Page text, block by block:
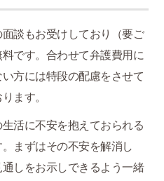
談もお受けしており（要ご
です。合わせて弁護費用に
方には特段の配慮をさせて
ます。
活に不安を抱えておられる
まずはその不安を解消し
しをお示しできるよう一緒